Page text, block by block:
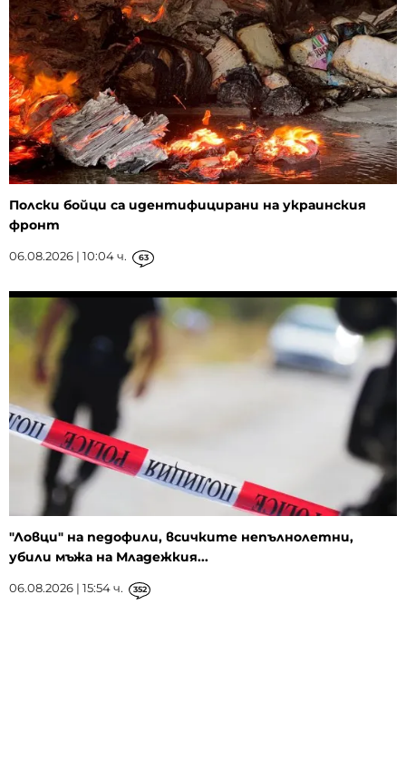
Полски бойци са идентифицирани на украинския
фронт
06.08.2026 | 10:04 ч. 63
"Ловци" на педофили, всичките непълнолетни,
убили мъжа на Младежкия...
06.08.2026 | 15:54 ч. 352